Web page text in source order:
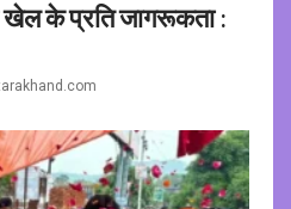
के प्रति जागरूकता :